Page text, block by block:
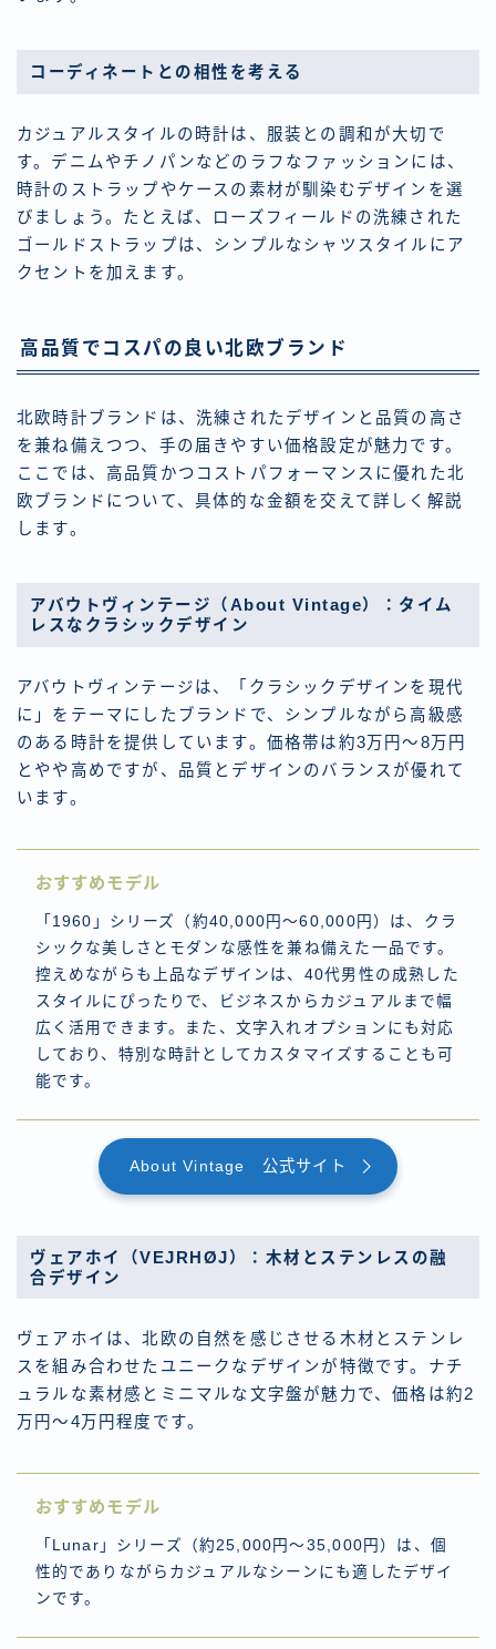
コーディネートとの相性を考える
カジュアルスタイルの時計は、服装との調和が大切で
す。デニムやチノパンなどのラフなファッションには、
時計のストラップやケースの素材が馴染むデザインを選
びましょう。たとえば、ローズフィールドの洗練された
ゴールドストラップは、シンプルなシャツスタイルにア
クセントを加えます。
高品質でコスパの良い北欧ブランド
北欧時計ブランドは、洗練されたデザインと品質の高さ
を兼ね備えつつ、手の届きやすい価格設定が魅力です。
ここでは、高品質かつコストパフォーマンスに優れた北
欧ブランドについて、具体的な金額を交えて詳しく解説
します。
アバウトヴィンテージ（About Vintage）：タイム
レスなクラシックデザイン
アバウトヴィンテージは、「クラシックデザインを現代
に」をテーマにしたブランドで、シンプルながら高級感
のある時計を提供しています。価格帯は約3万円～8万円
とやや高めですが、品質とデザインのバランスが優れて
います。
おすすめモデル
「1960」シリーズ（約40,000円～60,000円）は、クラ
シックな美しさとモダンな感性を兼ね備えた一品です。
控えめながらも上品なデザインは、40代男性の成熟した
スタイルにぴったりで、ビジネスからカジュアルまで幅
広く活用できます。また、文字入れオプションにも対応
しており、特別な時計としてカスタマイズすることも可
能です。
About Vintage 公式サイト
ヴェアホイ（VEJRHØJ）：木材とステンレスの融
合デザイン
ヴェアホイは、北欧の自然を感じさせる木材とステンレ
スを組み合わせたユニークなデザインが特徴です。ナチ
ュラルな素材感とミニマルな文字盤が魅力で、価格は約2
万円～4万円程度です。
おすすめモデル
「Lunar」シリーズ（約25,000円～35,000円）は、個
性的でありながらカジュアルなシーンにも適したデザイ
ンです。